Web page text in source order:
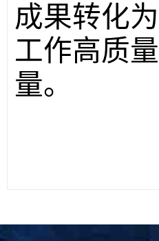
成果转化
工作高质
量。